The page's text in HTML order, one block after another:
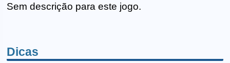
Sem descrição para este jogo.
Dicas